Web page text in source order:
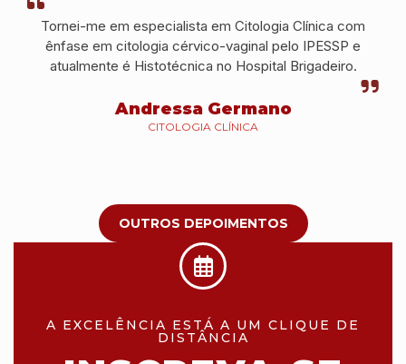
Tornei-me em especialista em Citologia Clínica com
ênfase em citologia cérvico-vaginal pelo IPESSP e
atualmente é Histotécnica no Hospital Brigadeiro.
Andressa Germano
CITOLOGIA CLÍNICA
OUTROS DEPOIMENTOS
A EXCELÊNCIA ESTÁ A UM CLIQUE DE
DISTÂNCIA